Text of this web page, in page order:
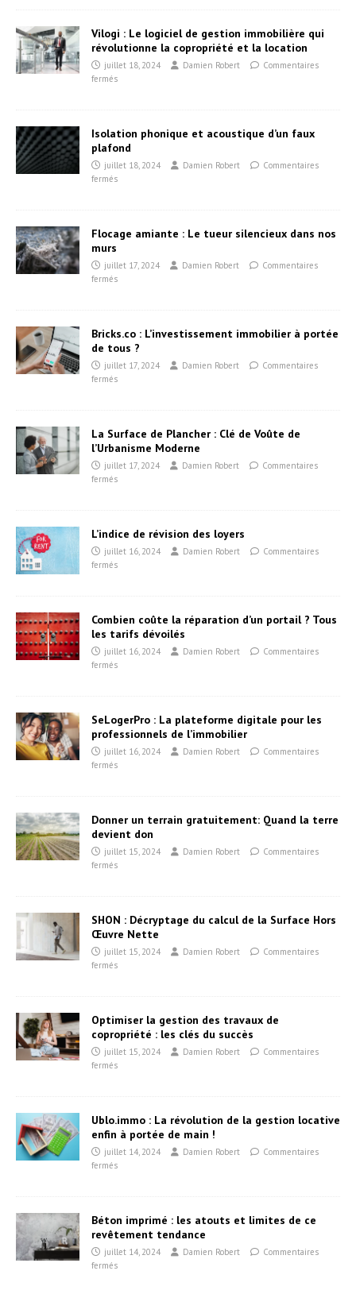
Vilogi : Le logiciel de gestion immobilière qui
révolutionne la copropriété et la location
juillet 18, 2024 Damien Robert
Commentaires
fermés
Isolation phonique et acoustique d’un faux
plafond
juillet 18, 2024 Damien Robert
Commentaires
fermés
Flocage amiante : Le tueur silencieux dans nos
murs
juillet 17, 2024 Damien Robert
Commentaires
fermés
Bricks.co : L’investissement immobilier à portée
de tous ?
juillet 17, 2024 Damien Robert
Commentaires
fermés
La Surface de Plancher : Clé de Voûte de
l’Urbanisme Moderne
juillet 17, 2024 Damien Robert
Commentaires
fermés
L’indice de révision des loyers
juillet 16, 2024 Damien Robert
Commentaires
fermés
Combien coûte la réparation d’un portail ? Tous
les tarifs dévoilés
juillet 16, 2024 Damien Robert
Commentaires
fermés
SeLogerPro : La plateforme digitale pour les
professionnels de l’immobilier
juillet 16, 2024 Damien Robert
Commentaires
fermés
Donner un terrain gratuitement: Quand la terre
devient don
juillet 15, 2024 Damien Robert
Commentaires
fermés
SHON : Décryptage du calcul de la Surface Hors
Œuvre Nette
juillet 15, 2024 Damien Robert
Commentaires
fermés
Optimiser la gestion des travaux de
copropriété : les clés du succès
juillet 15, 2024 Damien Robert
Commentaires
fermés
Ublo.immo : La révolution de la gestion locative
enfin à portée de main !
juillet 14, 2024 Damien Robert
Commentaires
fermés
Béton imprimé : les atouts et limites de ce
revêtement tendance
juillet 14, 2024 Damien Robert
Commentaires
fermés